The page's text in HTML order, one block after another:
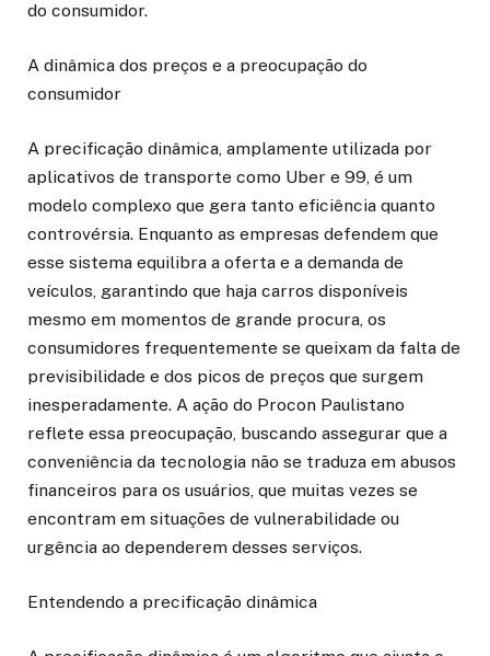
do consumidor.
A dinâmica dos preços e a preocupação do
consumidor
A precificação dinâmica, amplamente utilizada por
aplicativos de transporte como Uber e 99, é um
modelo complexo que gera tanto eficiência quanto
controvérsia. Enquanto as empresas defendem que
esse sistema equilibra a oferta e a demanda de
veículos, garantindo que haja carros disponíveis
mesmo em momentos de grande procura, os
consumidores frequentemente se queixam da falta de
previsibilidade e dos picos de preços que surgem
inesperadamente. A ação do Procon Paulistano
reflete essa preocupação, buscando assegurar que a
conveniência da tecnologia não se traduza em abusos
financeiros para os usuários, que muitas vezes se
encontram em situações de vulnerabilidade ou
urgência ao dependerem desses serviços.
Entendendo a precificação dinâmica